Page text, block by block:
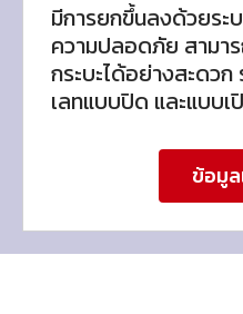
มีการยกขึ้นลงด้วยระ
ความปลอดภัย สามา
กระบะได้อย่างสะดวก
เลทแบบปิด และแบบเ
ข้อมู